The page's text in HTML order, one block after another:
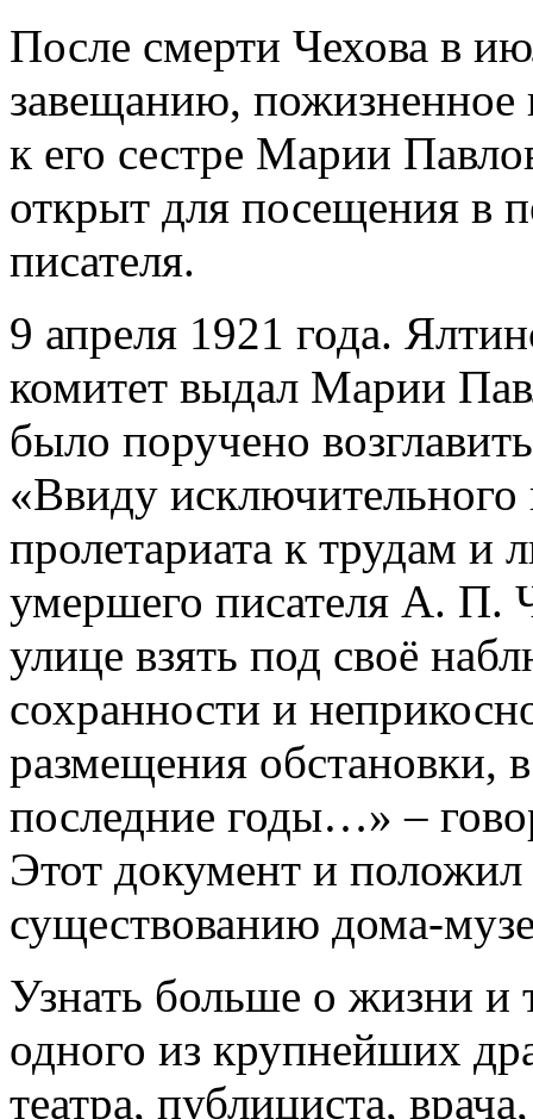
После смерти Чехова в
завещанию, пожизненное
к его сестре Марии
открыт для посещения в
писателя.
9 апреля 1921 года.
комитет выдал Марии
было поручено
«Ввиду
пролетариата к трудам и
умершего писателя А. П.
улице взять под своё
сохранности и
размещения обстановки,
последние годы…» –
Этот документ и
существованию дома-
Узнать больше о жизни и
одного из крупнейших
театра, публициста,